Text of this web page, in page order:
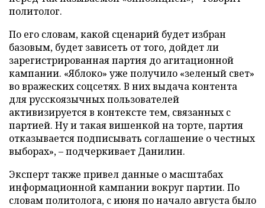
политолог.
По его словам, какой сценарий будет избран
базовым, будет зависеть от того, дойдет ли
зарегистрированная партия до агитационной
кампании. «Яблоко» уже получило «зеленый свет»
во вражеских соцсетях. В них выдача контента
для русскоязычных пользователей
активизируется в контексте тем, связанных с
партией. Ну и такая вишенкой на торте, партия
отказывается подписывать соглашение о честных
выборах», – подчеркивает Данилин.
Эксперт также привел данные о масштабах
информационной кампании вокруг партии. По
словам политолога, с июня по начало августа было